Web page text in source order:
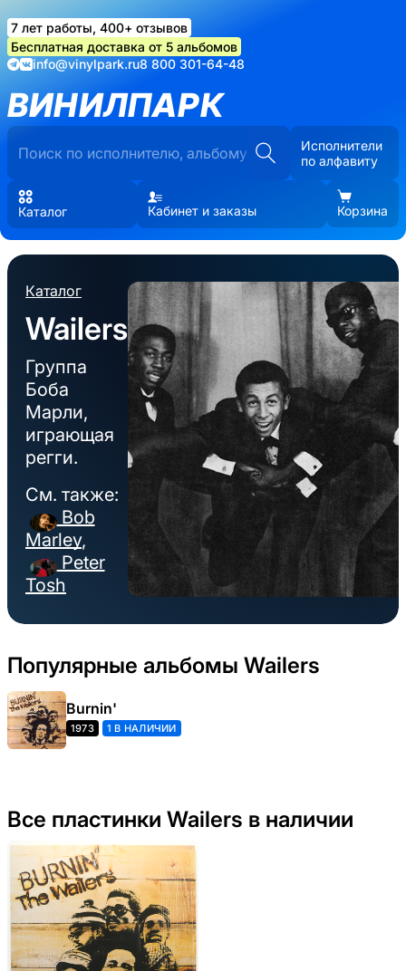
7 лет работы, 400+ отзывов
Бесплатная доставка от 5 альбомов
info@vinylpark.ru8 800 301-64-48
ВИНИЛПАРК
Исполнители
по алфавиту
Каталог Кабинет и заказы Корзина
Каталог
Wailers
Группа
Боба
Марли,
играющая
регги.
См. также:
Bob
Marley,
Peter
Tosh
Популярные альбомы Wailers
Burnin'
1973 1 В НАЛИЧИИ
Все пластинки Wailers в наличии